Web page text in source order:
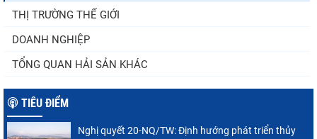
tăng nhẹ, áp lực mới...
THỊ TRƯỜNG THẾ GIỚI
DOANH NGHIỆP
TỔNG QUAN HẢI SẢN KHÁC
TIÊU ĐIỂM
Nghị quyết 20-NQ/TW: Định hướng phát triển thủy